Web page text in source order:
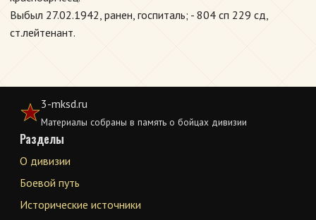
Выбыл 27.02.1942, ранен, госпиталь; - 804 сп 229 сд,
ст.лейтенант.
3-mksd.ru
Материалы собраны в память о бойцах дивизии
Разделы
О дивизии
Боевой путь
Исторические источники